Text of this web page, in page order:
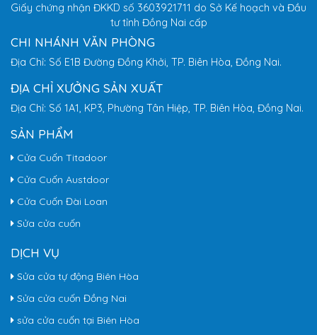
Giấy chứng nhận ĐKKD số 3603921711 do Sở Kế hoạch và Đầu
tư tỉnh Đồng Nai cấp
CHI NHÁNH VĂN PHÒNG
Địa Chỉ: Số E1B Đường Đồng Khởi, TP. Biên Hòa, Đồng Nai.
ĐỊA CHỈ XƯỞNG SẢN XUẤT
Địa Chỉ: Số 1A1, KP3, Phường Tân Hiệp, TP. Biên Hòa, Đồng Nai.
SẢN PHẨM
Cửa Cuốn Titadoor
Cửa Cuốn Austdoor
Cửa Cuốn Đài Loan
Sửa cửa cuốn
DỊCH VỤ
Sửa cửa tự động Biên Hòa
Sửa cửa cuốn Đồng Nai
sửa cửa cuốn tại Biên Hòa